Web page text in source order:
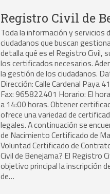
Registro Civil de
Toda la información y servicios
ciudadanos que buscan
detalla qué es el Registro Civil,
los certificados necesarios.
la gestión de los ciudadanos.
Dirección: Calle Cardenal Paya
Fax: 965822401 Horario: El
a 14:00 horas. Obtener
ofrece una variedad de
legales. A continuación se
de Nacimiento Certificado de
Voluntad Certificado de
Civil de Benejama? El Registro
objetivo principal la inscripción
de…